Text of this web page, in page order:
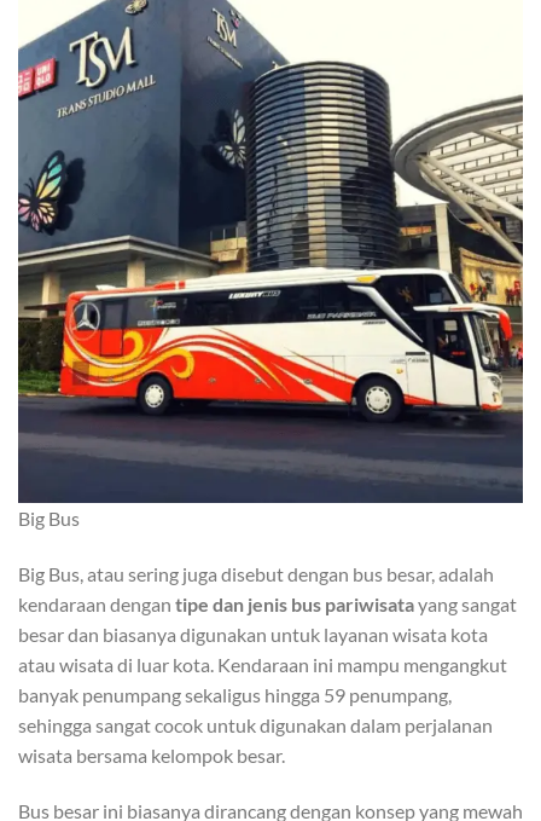
Big Bus
Big Bus, atau sering juga disebut dengan bus besar, adalah
kendaraan dengan tipe dan jenis bus pariwisatayang sangat
besar dan biasanya digunakan untuk layanan wisata kota
atau wisata di luar kota. Kendaraan ini mampu mengangkut
banyak penumpang sekaligus hingga 59 penumpang,
sehingga sangat cocok untuk digunakan dalam perjalanan
wisata bersama kelompok besar.
Bus besar ini biasanya dirancang dengan konsep yang mewah